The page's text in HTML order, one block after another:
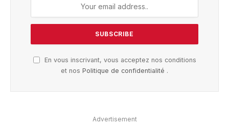
En vous inscrivant, vous acceptez nos conditions
et nos Politique de confidentialité .
Advertisement